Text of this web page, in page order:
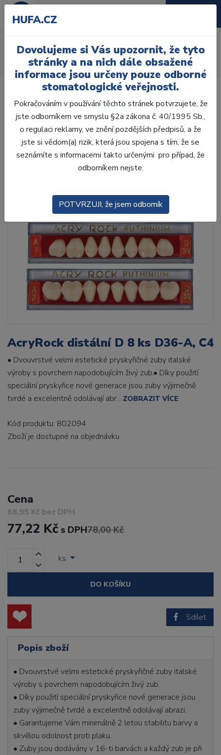
Úvod Zuby
AcryRock
AcryRock distální D 8 ks D36-A, C4
AcryRock distální D 8 ks D36-A, C4
• Dvouvrstvé velmi estetické pryskyřičné zuby italské
výroby s povrchem napodobujícím živý zub.• Díky použití
speciální pryskyřice nové generace jsou zuby výjimečně
tvrdé a excelentně odolávají abr... ZOBRAZIT VÍCE
Kód produktu: 802094
Zboží je dostupné na objednávku
Cena
68,95 Kč bez DPH
77,22 Kč s DPH78,00 Kč
ks
DO KOŠÍKU
Sdílet
Popis zboží
• Dvouvrstvé velmi estetické pryskyřičné zuby italské
výroby s povrchem napodobujícím živý zub.
• Díky použití speciální pryskyřice nové generace jsou
zuby výjimečně tvrdé a excelentně odolávají abrazi.
• Garantujeme Vám minimálně 2 letou stabilitu barvy a
skvělou odolnost proti plaku.
• Zuby jsou dodávány v 16-ti barvách a každý zub je při
HUFA.CZ
Dovolujeme si Vás upozornit, že tyto
stránky a na nich dále obsažené
informace jsou určeny pouze odborné
stomatologické veřejnosti.
Pokračováním v používání těchto stránek potvrzujete, že
jste odborníkem ve smyslu §2a zákona č. 40/1995 Sb.,
o regulaci reklamy, ve znění pozdějších předpisů, a že
jste si vědom(a) rizik, která jsou spojena s tím, že se
seznámíte s informacemi takto určenými pro případ, že
odborníkem nejste.
POTVRZUJI, že jsem odborník